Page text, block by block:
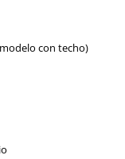
con techo)